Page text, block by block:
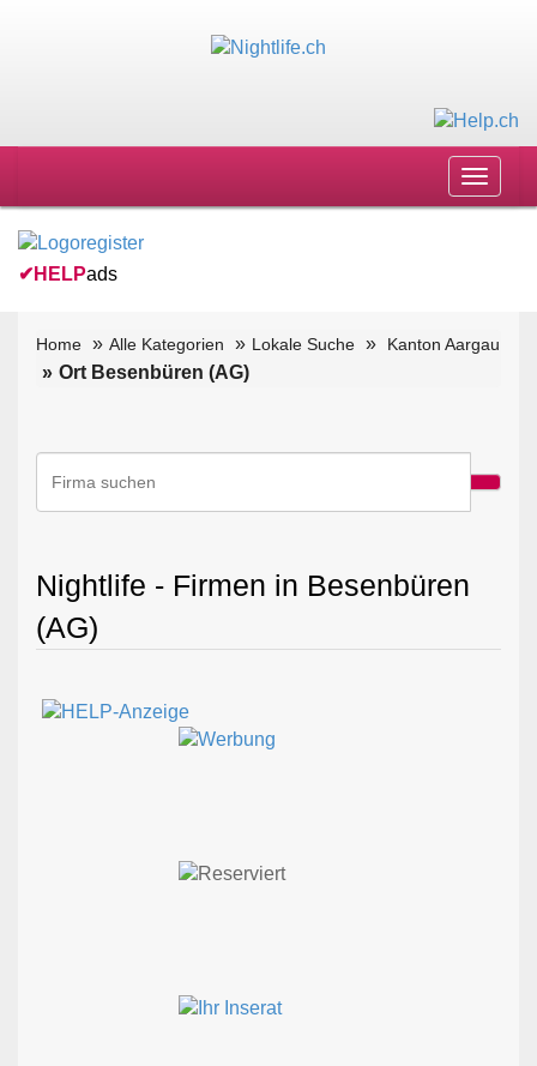
Toggle
✔ HELPads
Home Alle Kategorien Lokale Suche Kanton Aargau
Ort Besenbüren (AG)
Nightlife - Firmen in Besenbüren
(AG)